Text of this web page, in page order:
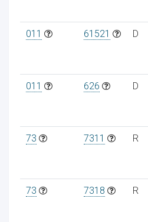
011 61521 D
011 626 D
73 7311 R
73 7318 R